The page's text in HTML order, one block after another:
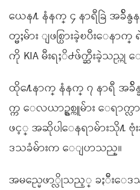
ယေန႔ နံနက္ ၄ နာရီခြဲ အခ်ိန္ခန႔္
တ္မႈမ်ား ျဖစ္ပြားခဲ့ၿပီးေ
ကို KIA မီးရႈိ႕ဖ်က္ဆီးခဲ့သည္
ထို႔ေနာက္ နံနက္ ၇ နာရီ အခ်ိ
က္က ေလယာဥ္စစ္ကူမ်ား ေရာ
ဖင့္ အဆိုပါေနရာမ်ားသို႔
ဒသခံမ်ားက ေျပာသည္။
အမည္မေဖာ္လိုသည့္ ခႏၲီးေဒ